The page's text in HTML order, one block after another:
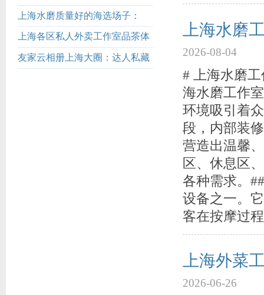
话题TOP10
上海水磨质量好的海选场子：
TOP5榜单解析_513
上海各区私人外卖工作室品茶体
验
友家云相册上海大圈：达人私藏
上海水磨
2026-08-04
# 上海水磨
海水磨工作
环境吸引着
段，内部装
营造出温馨
区、休息区
各种需求。
设备之一。
客在按摩过
上海外菜
2026-06-26